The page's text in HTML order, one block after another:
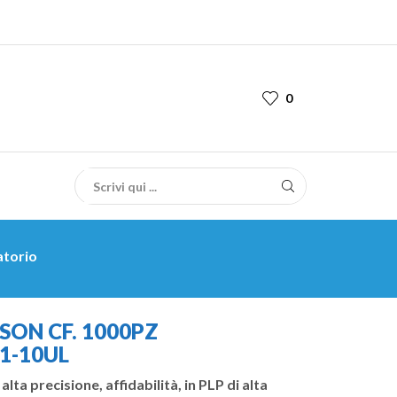
0
CF. 1000PZ
10UL
precisione, affidabilità, in PLP di alta